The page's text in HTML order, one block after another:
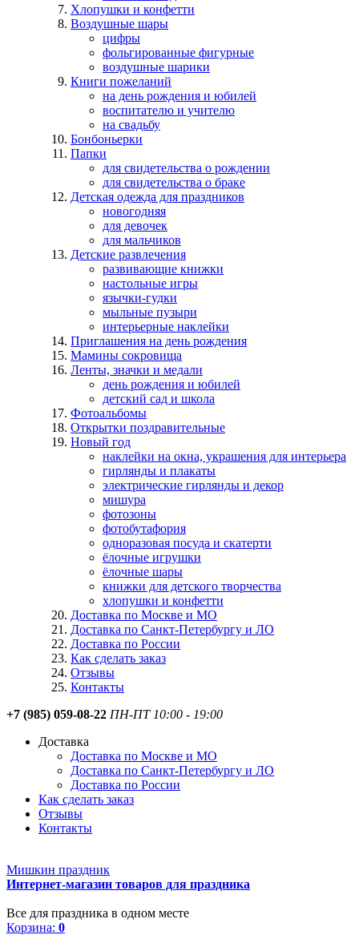
Хлопушки и конфетти
Воздушные шары
цифры
фольгированные фигурные
воздушные шарики
Книги пожеланий
на день рождения и юбилей
воспитателю и учителю
на свадьбу
Бонбоньерки
Папки
для свидетельства о рождении
для свидетельства о браке
Детская одежда для праздников
новогодняя
для девочек
для мальчиков
Детские развлечения
развивающие книжки
настольные игры
язычки-гудки
мыльные пузыри
интерьерные наклейки
Приглашения на день рождения
Мамины сокровища
Ленты, значки и медали
день рождения и юбилей
детский сад и школа
Фотоальбомы
Открытки поздравительные
Новый год
наклейки на окна, украшения для интерьера
гирлянды и плакаты
электрические гирлянды и декор
мишура
фотозоны
фотобутафория
одноразовая посуда и скатерти
ёлочные игрушки
ёлочные шары
книжки для детского творчества
хлопушки и конфетти
Доставка по Москве и МО
Доставка по Санкт-Петербургу и ЛО
Доставка по России
Как сделать заказ
Отзывы
Контакты
+7 (985) 059-08-22 ПН-ПТ 10:00 - 19:00
Доставка
Доставка по Москве и МО
Доставка по Санкт-Петербургу и ЛО
Доставка по России
Как сделать заказ
Отзывы
Контакты
Мишкин праздник
Интернет-магазин товаров для праздника
Все для праздника в одном месте
Корзина: 0